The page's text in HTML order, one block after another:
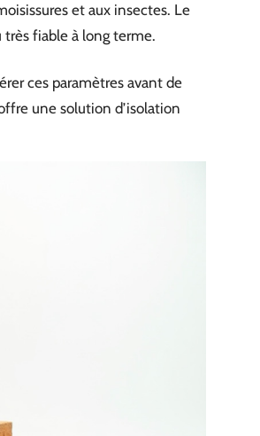
et aux insectes. Le
fiable à long terme.
ces paramètres avant de
une solution d’isolation